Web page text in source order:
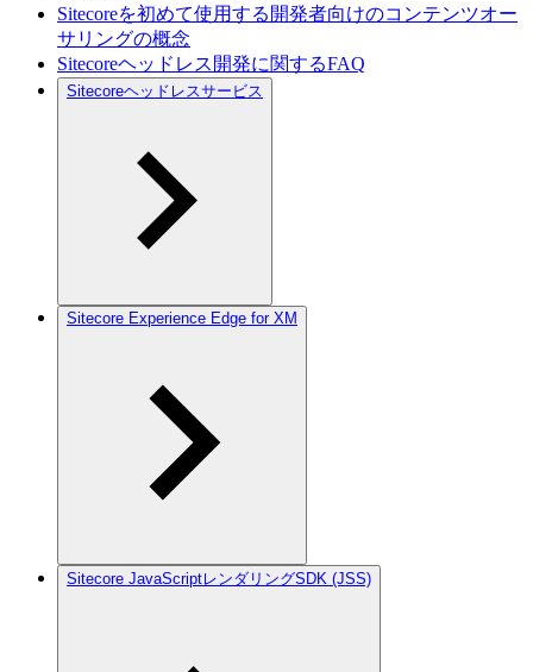
Sitecoreを初めて使用する開発者向けのコンテンツオー
サリングの概念
Sitecoreヘッドレス開発に関するFAQ
Sitecoreヘッドレスサービス
Sitecore Experience Edge for XM
Sitecore JavaScriptレンダリングSDK (JSS)